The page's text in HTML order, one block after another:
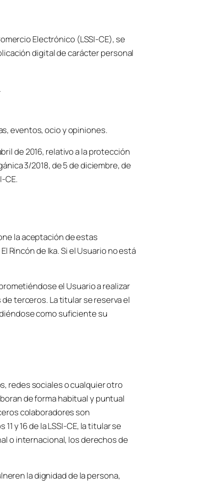
Electrónico (LSSI-CE), se
digital de carácter personal
eventos, ocio y opiniones.
de 2016, relativo a la protección
3/2018, de 5 de diciembre, de
CE.
la aceptación de estas
Rincón de Ika. Si el Usuario no está
el Usuario a realizar
terceros. La titular se reserva el
como suficiente su
redes sociales o cualquier otro
de forma habitual y puntual
colaboradores son
y 16 de la LSSI-CE, la titular se
o internacional, los derechos de
la dignidad de la persona,